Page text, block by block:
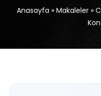
Anasayfa » Makaleler»